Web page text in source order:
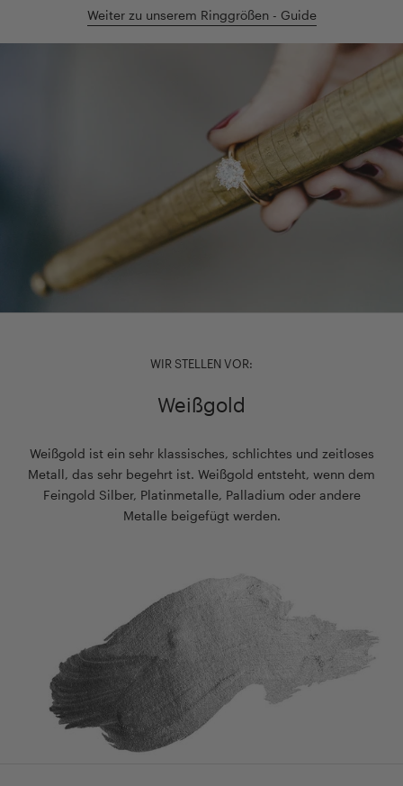
Weiter zu unserem Ringgrößen - Guide
WIR STELLEN VOR:
Weißgold
Weißgold ist ein sehr klassisches, schlichtes und zeitloses
Metall, das sehr begehrt ist. Weißgold entsteht, wenn dem
Feingold Silber, Platinmetalle, Palladium oder andere
Metalle beigefügt werden.